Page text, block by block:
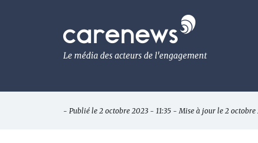
Le
média
de
l'engagement
- Publié le 2 octobre 2023 - 11:35 - Mise à jour le 2 octobre